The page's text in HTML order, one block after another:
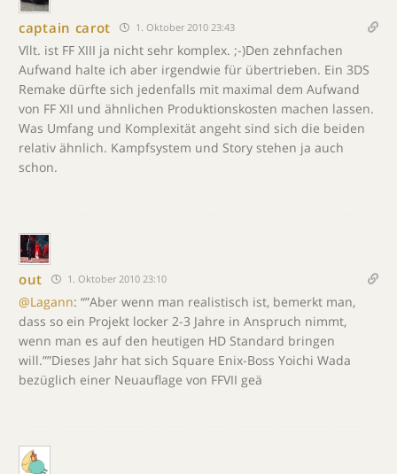
captain carot 1. Oktober 2010 23:43
Vllt. ist FF XIII ja nicht sehr komplex. ;-)Den zehnfachen
Aufwand halte ich aber irgendwie für übertrieben. Ein 3DS
Remake dürfte sich jedenfalls mit maximal dem Aufwand
von FF XII und ähnlichen Produktionskosten machen lassen.
Was Umfang und Komplexität angeht sind sich die beiden
relativ ähnlich. Kampfsystem und Story stehen ja auch
schon.
out 1. Oktober 2010 23:10
@Lagann: “”Aber wenn man realistisch ist, bemerkt man,
dass so ein Projekt locker 2-3 Jahre in Anspruch nimmt,
wenn man es auf den heutigen HD Standard bringen
will.””Dieses Jahr hat sich Square Enix-Boss Yoichi Wada
bezüglich einer Neuauflage von FFVII geä